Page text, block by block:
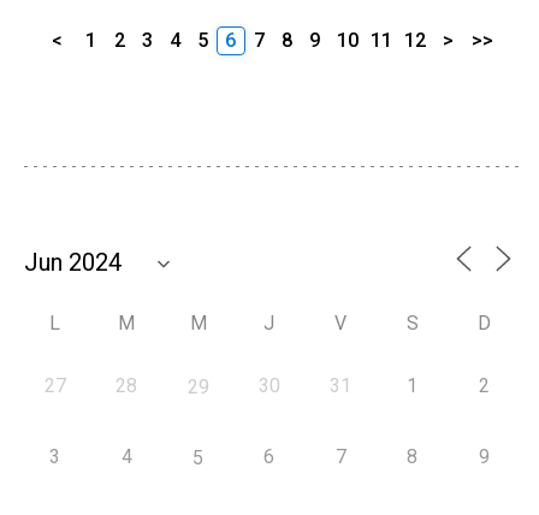
< 1 2 3 4 5 6 7 8 9 10 11 12 > >>
L M M J V S D
27 28 29 30 31 1 2
3 4 5 6 7 8 9